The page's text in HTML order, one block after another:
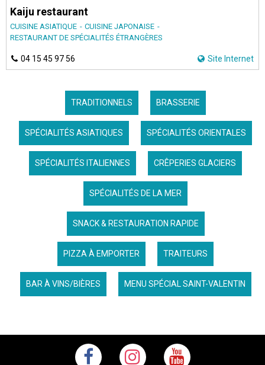
Kaiju restaurant
CUISINE ASIATIQUE
CUISINE JAPONAISE
RESTAURANT DE SPÉCIALITÉS ÉTRANGÈRES
04 15 45 97 56 Site Internet
TRADITIONNELS BRASSERIE
SPÉCIALITÉS ASIATIQUES SPÉCIALITÉS ORIENTALES
SPÉCIALITÉS ITALIENNES CRÊPERIES GLACIERS
SPÉCIALITÉS DE LA MER
SNACK & RESTAURATION RAPIDE
PIZZA À EMPORTER TRAITEURS
BAR À VINS/BIÈRES MENU SPÉCIAL SAINT-VALENTIN